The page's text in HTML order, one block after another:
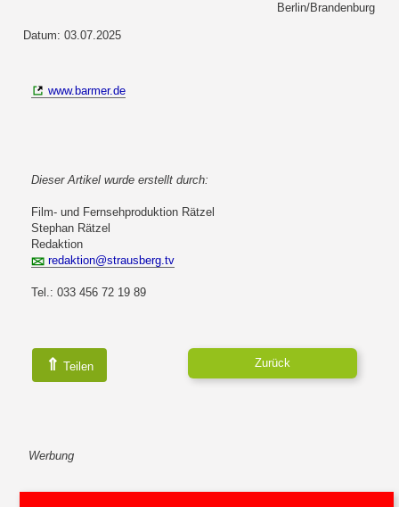
Berlin/Brandenburg
Datum: 03.07.2025
www.barmer.de
Dieser Artikel wurde erstellt durch:
Film- und Fernsehproduktion Rätzel
Stephan Rätzel
Redaktion
redaktion@strausberg.tv
Tel.: 033 456 72 19 89
⇑ Teilen Zurück
Werbung